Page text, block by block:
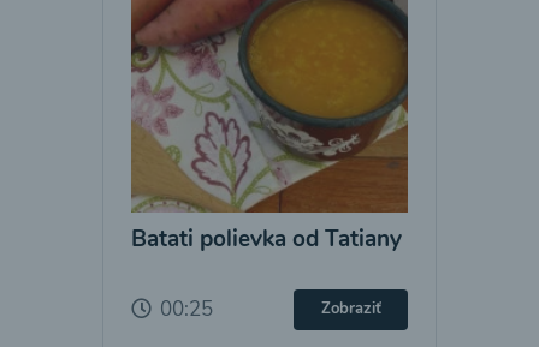
Batati polievka od Tatiany
00:25 Zobraziť